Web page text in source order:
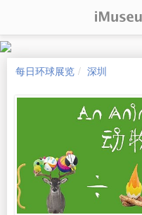
每日环球展览 深圳